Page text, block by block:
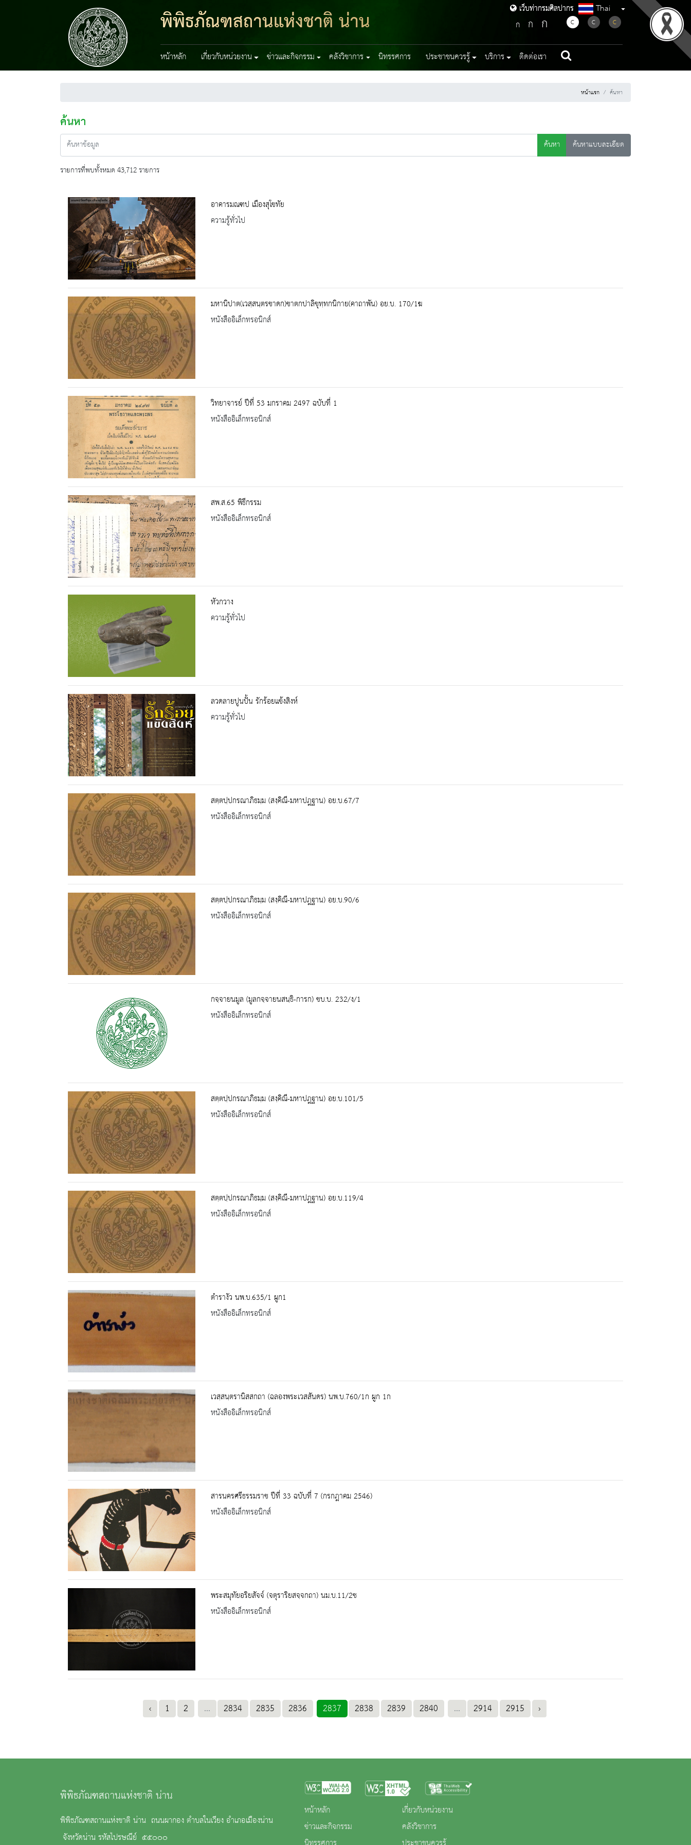
เว็บท่ากรมศิลปากร
พิพิธภัณฑสถานแห่งชาติ น่าน เว็บท่ากรมศิลปากร Thai
ก ก ก C C C
หน้าหลัก เกี่ยวกับหน่วยงาน ข่าวและกิจกรรม คลังวิชาการ นิทรรศการ ประชาชนควรรู้ บริการ ติดต่อเรา
หน้าแรก ค้นหา
ค้นหา
ค้นหา
ค้นหาแบบละเอียด
รายการที่พบทั้งหมด 43,712 รายการ
อาคารมณฑป เมืองสุโขทัย
ความรู้ทั่วไป
มหานิปาต(เวสฺสนฺตรชาดก)ชาตกปาลิขุทฺทกนิกาย(คาถาพัน) อย.บ. 170/1ฆ
หนังสืออิเล็กทรอนิกส์
วิทยาจารย์ ปีที่ 53 มกราคม 2497 ฉบับที่ 1
หนังสืออิเล็กทรอนิกส์
สพ.ส.65 พิธีกรรม
หนังสืออิเล็กทรอนิกส์
หัวกวาง
ความรู้ทั่วไป
ลวดลายปูนปั้น รักร้อยแข้งสิงห์
ความรู้ทั่วไป
สตฺตปฺปกรณาภิธมฺม (สงฺคิณี-มหาปฎฐาน) อย.บ.67/7
หนังสืออิเล็กทรอนิกส์
สตฺตปฺปกรณาภิธมฺม (สงฺคิณี-มหาปฎฐาน) อย.บ.90/6
หนังสืออิเล็กทรอนิกส์
กจฺจายนมูล (มูลกจฺจายนสนฺธิ-การก) ชบ.บ. 232/ง/1
หนังสืออิเล็กทรอนิกส์
สตฺตปฺปกรณาภิธมฺม (สงฺคิณี-มหาปฎฐาน) อย.บ.101/5
หนังสืออิเล็กทรอนิกส์
สตฺตปฺปกรณาภิธมฺม (สงฺคิณี-มหาปฎฐาน) อย.บ.119/4
หนังสืออิเล็กทรอนิกส์
ตำรางัว นพ.บ.635/1 ผูก1
หนังสืออิเล็กทรอนิกส์
เวสฺสนฺตรานิสสกถา (ฉลองพระเวสสันดร) นพ.บ.760/1ก ผูก 1ก
หนังสืออิเล็กทรอนิกส์
สารนครศรีธรรมราช ปีที่ 33 ฉบับที่ 7 (กรกฎาคม 2546)
หนังสืออิเล็กทรอนิกส์
พระสมุทัยอริยสัจจ์ (จตุราริยสจฺจกถา) นม.บ.11/2ช
หนังสืออิเล็กทรอนิกส์
‹ 1 2 ... 2834 2835 2836 2837 2838 2839 2840 ... 2914 2915 ›
พิพิธภัณฑสถานแห่งชาติ น่าน
พิพิธภัณฑสถานแห่งชาติ น่าน ถนนผากอง ตำบลในเวียง อำเภอเมืองน่าน
จังหวัดน่าน รหัสไปรษณีย์ ๕๕๐๐๐
หน้าหลัก
ข่าวและกิจกรรม
เกี่ยวกับหน่วยงาน
คลังวิชาการ